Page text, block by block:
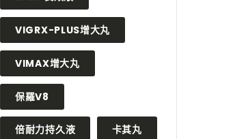
VIGRX-PLUS增大丸
VIMAX增大丸
保羅V8
倍耐力持久液 卡其丸